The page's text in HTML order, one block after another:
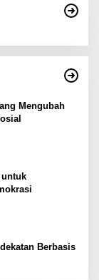
Mengubah
Berbasis